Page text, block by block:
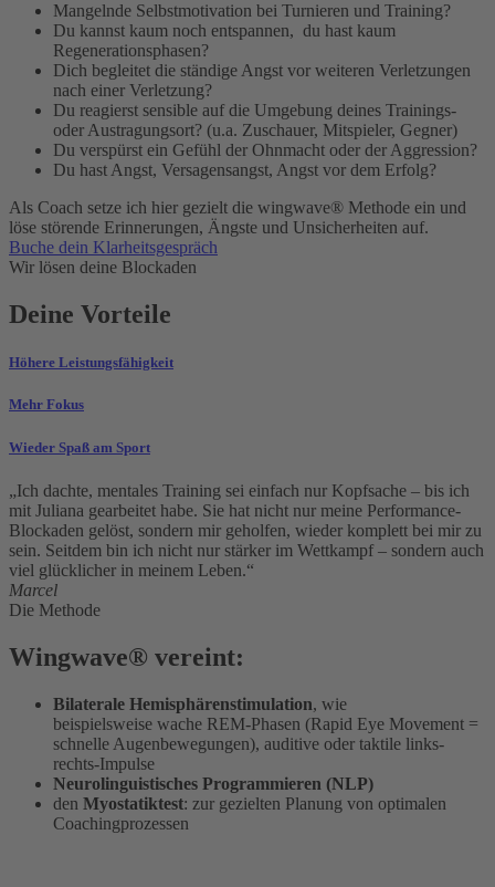
Mangelnde Selbstmotivation bei Turnieren und Training?
Du kannst kaum noch entspannen, du hast kaum
Regenerationsphasen?
Dich begleitet die ständige Angst vor weiteren Verletzungen
nach einer Verletzung?
Du reagierst sensible auf die Umgebung deines Trainings-
oder Austragungsort? (u.a. Zuschauer, Mitspieler, Gegner)
Du verspürst ein Gefühl der Ohnmacht oder der Aggression?
Du hast Angst, Versagensangst, Angst vor dem Erfolg?
Als Coach setze ich hier gezielt die wingwave® Methode ein und
löse störende Erinnerungen, Ängste und Unsicherheiten auf.
Buche dein Klarheitsgespräch
Wir lösen deine Blockaden
Deine Vorteile
Höhere Leistungsfähigkeit
Mehr Fokus
Wieder Spaß am Sport
„Ich dachte, mentales Training sei einfach nur Kopfsache – bis ich
mit Juliana gearbeitet habe. Sie hat nicht nur meine Performance-
Blockaden gelöst, sondern mir geholfen, wieder komplett bei mir zu
sein. Seitdem bin ich nicht nur stärker im Wettkampf – sondern auch
viel glücklicher in meinem Leben.“
Marcel
Die Methode
Wingwave® vereint:
Bilaterale Hemisphärenstimulation, wie
beispielsweise wache REM-Phasen (Rapid Eye Movement =
schnelle Augenbewegungen), auditive oder taktile links-
rechts-Impulse
Neurolinguistisches Programmieren (NLP)
den Myostatiktest: zur gezielten Planung von optimalen
Coachingprozessen